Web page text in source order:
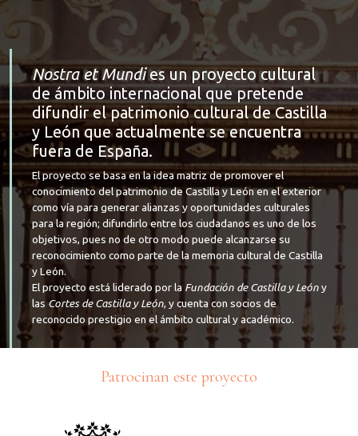
Nostra et Mundies un proyecto cultural
de ámbito internacional que pretende
difundir el patrimonio cultural de Castilla
y León que actualmente se encuentra
fuera de España.
El proyecto se basa en la idea matriz de promover el
conocimiento del patrimonio de Castilla y León en el exterior
como vía para generar alianzas y oportunidades culturales
para la región; difundirlo entre los ciudadanos es uno de los
objetivos, pues no de otro modo puede alcanzarse su
reconocimiento como parte de la memoria cultural de Castilla
y León.
El proyecto está liderado por la Fundación de Castilla y Leóny
lasCortes de Castilla y León, y cuenta con socios de
reconocido prestigio en el ámbito cultural y académico.
Patrocinan este proyecto